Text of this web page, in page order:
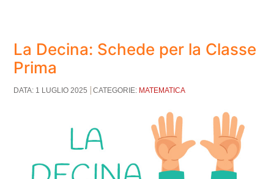
La Decina: Schede per la Classe
Prima
DATA: 1 LUGLIO 2025 CATEGORIE: MATEMATICA